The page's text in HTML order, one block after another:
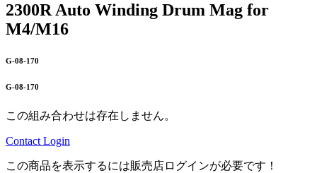
2300R Auto Winding Drum Mag for
M4/M16
G-08-170
G-08-170
この組み合わせは存在しません。
Contact Login
この商品を表示するには販売店ログインが必要です！